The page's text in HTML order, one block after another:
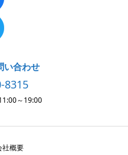
い合わせ
8315
～19:00
社概要